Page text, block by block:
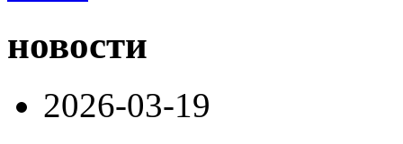
новости
2026-03-19